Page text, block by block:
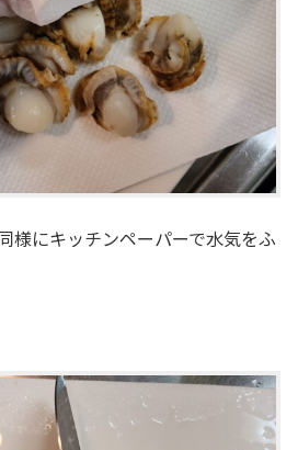
様にキッチンペーパーで水気をふ